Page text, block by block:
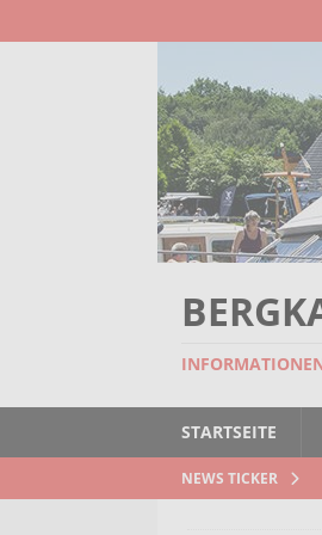
STARTSEITE
NEWS TICKER